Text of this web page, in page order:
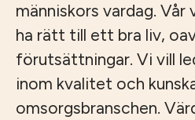
människors vardag. Vår
ha rätt till ett bra liv,
förutsättningar. Vi vill
inom kvalitet och
omsorgsbranschen.